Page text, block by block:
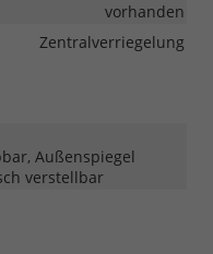
vorhanden
Zentralverriegelung
Außenspiegel
verstellbar